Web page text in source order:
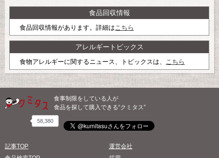
食品回収情報
食品回収情報があります。詳細はこちら
アレルギートピックス
食物アレルギーに関するニュース、トピックスは、 こちら
食事制限をしている人が
食品を探して購入できる“クミタス”
58,380
記事TOP
運営会社